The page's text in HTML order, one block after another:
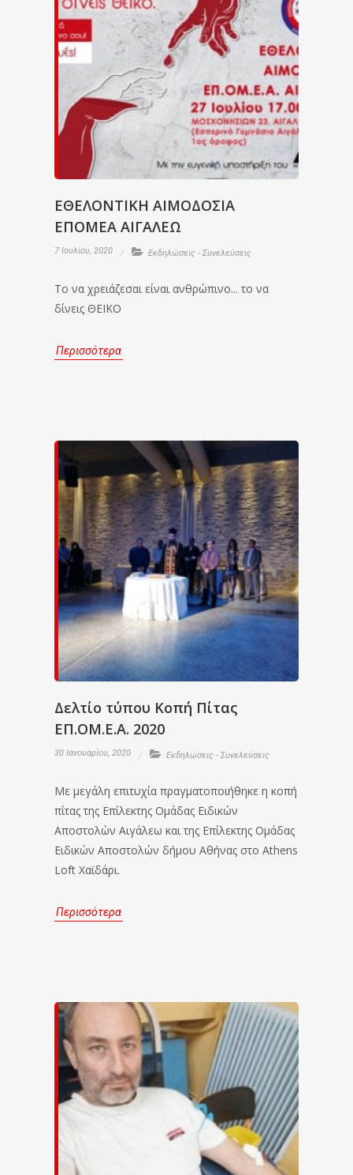
ΕΘΕΛΟΝΤΙΚΗ ΑΙΜΟΔΟΣΙΑ
ΕΠΟΜΕΑ ΑΙΓΑΛΕΩ
7 Ιουλίου, 2020 Εκδηλώσεις - Συνελεύσεις
Το να χρειάζεσαι είναι ανθρώπινο... το να
δίνεις ΘΕΪΚΟ
Περισσότερα
Δελτίο τύπου Κοπή Πίτας
ΕΠ.ΟΜ.Ε.Α. 2020
30 Ιανουαρίου, 2020 Εκδηλώσεις - Συνελεύσεις
Με μεγάλη επιτυχία πραγματοποιήθηκε η κοπή
πίτας της Επίλεκτης Ομάδας Ειδικών
Αποστολών Αιγάλεω και της Επίλεκτης Ομάδας
Ειδικών Αποστολών δήμου Αθήνας στο Athens
Loft Χαϊδάρι.
Περισσότερα